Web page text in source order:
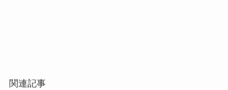
関連記事